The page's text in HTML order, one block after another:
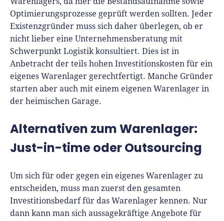
Optimierungsprozesse geprüft werden sollten. Jeder
Existenzgründer muss sich daher überlegen, ob er
nicht lieber eine Unternehmensberatung mit
Schwerpunkt Logistik konsultiert. Dies ist in
Anbetracht der teils hohen Investitionskosten für ein
eigenes Warenlager gerechtfertigt. Manche Gründer
starten aber auch mit einem eigenen Warenlager in
der heimischen Garage.
Alternativen zum Warenlager:
Just-in-time oder Outsourcing
Um sich für oder gegen ein eigenes Warenlager zu
entscheiden, muss man zuerst den gesamten
Investitionsbedarf für das Warenlager kennen. Nur
dann kann man sich aussagekräftige Angebote für